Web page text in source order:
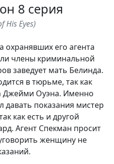
8 серия
His Eyes)
охранявших его агента
члены криминальной
заведует мать Белинда.
в тюрьме, так как
Джейми Оуэна. Именно
давать показания мистер
как есть и другой
Агент Спекман просит
женщину не